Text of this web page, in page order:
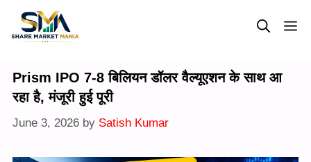
content
Prism IPO 7-8 बिलियन डॉलर वैल्यूएशन के साथ आ
रहा है, मंजूरी हुई पूरी
June 3, 2026 by Satish Kumar